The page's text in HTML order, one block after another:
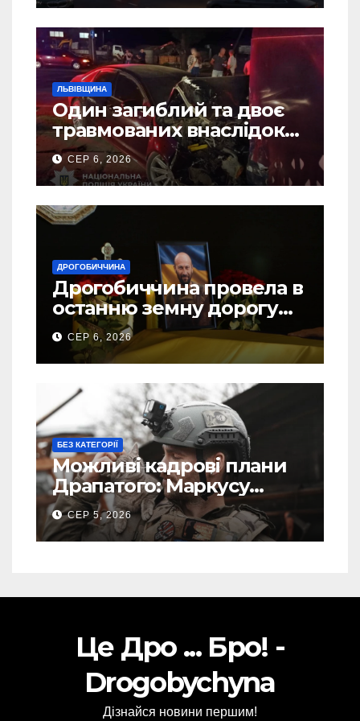
ЛЬВІВЩИНА
Один загиблий та двоє
травмованих внаслідок
ДТП на Самбірщині
СЕР 6, 2026
ДРОГОБИЧЧИНА
Дрогобиччина провела в
останню земну дорогу
свого Захисника – Олега
Торського
СЕР 6, 2026
БЕЗ КАТЕГОРІЇ
Можливі кадрові плани
Драпатого: Маркусу
пророкують важливу
посаду у ЗСУ
СЕР 5, 2026
Це Дро ... Бро! -
Drogobychyna
Дізнайся новини першим!